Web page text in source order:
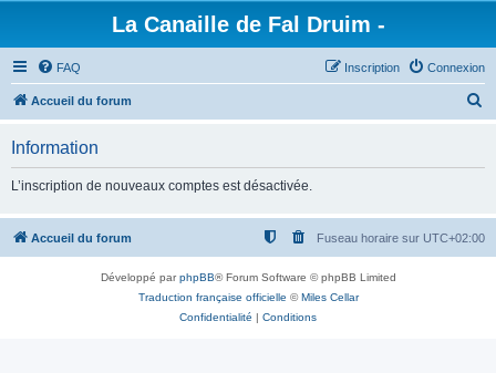
La Canaille de Fal Druim -
FAQ Connexion
Inscription
Accueil du forum
r
c
Information
L’inscription de nouveaux comptes est désactivée.
Accueil du forum Fuseau horaire sur UTC+02:00
Développé parphpBB® Forum Software © phpBB Limited
Traduction française officielle ©Miles Cellar
Confidentialité | Conditions